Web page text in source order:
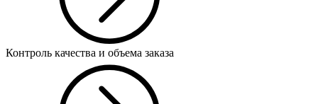
Контроль качества и объема заказа